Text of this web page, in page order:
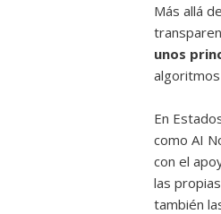
Más allá
unos
En
como AI
con el
las
también